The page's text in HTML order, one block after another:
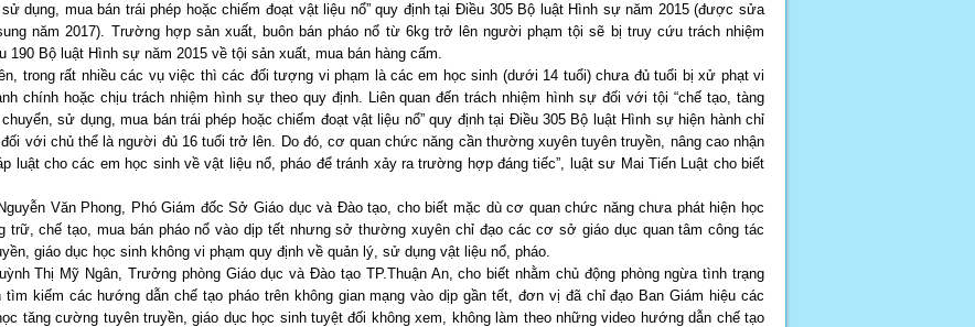
dụng, mua bán trái phép hoặc chiếm đoạt vật liệu nổ” quy định tại Điều 305 Bộ luật Hình sự năm 2015 (được sửa
năm 2017). Trường hợp sản xuất, buôn bán pháo nổ từ 6kg trở lên người phạm tội sẽ bị truy cứu trách nhiệm
190 Bộ luật Hình sự năm 2015 về tội sản xuất, mua bán hàng cấm.
trong rất nhiều các vụ việc thì các đối tượng vi phạm là các em học sinh (dưới 14 tuổi) chưa đủ tuổi bị xử phạt vi
chính hoặc chịu trách nhiệm hình sự theo quy định. Liên quan đến trách nhiệm hình sự đối với tội “chế tạo, tàng
sử dụng, mua bán trái phép hoặc chiếm đoạt vật liệu nổ” quy định tại Điều 305 Bộ luật Hình sự hiện hành chỉ
đối với chủ thể là người đủ 16 tuổi trở lên. Do đó, cơ quan chức năng cần thường xuyên tuyên truyền, nâng cao nhận
luật cho các em học sinh về vật liệu nổ, pháo để tránh xảy ra trường hợp đáng tiếc”, luật sư Mai Tiến Luật cho biết
Văn Phong, Phó Giám đốc Sở Giáo dục và Đào tạo, cho biết mặc dù cơ quan chức năng chưa phát hiện học
trữ, chế tạo, mua bán pháo nổ vào dịp tết nhưng sở thường xuyên chỉ đạo các cơ sở giáo dục quan tâm công tác
giáo dục học sinh không vi phạm quy định về quản lý, sử dụng vật liệu nổ, pháo.
Thị Mỹ Ngân, Trưởng phòng Giáo dục và Đào tạo TP.Thuận An, cho biết nhằm chủ động phòng ngừa tình trạng
tìm kiếm các hướng dẫn chế tạo pháo trên không gian mạng vào dịp gần tết, đơn vị đã chỉ đạo Ban Giám hiệu các
tăng cường tuyên truyền, giáo dục học sinh tuyệt đối không xem, không làm theo những video hướng dẫn chế tạo